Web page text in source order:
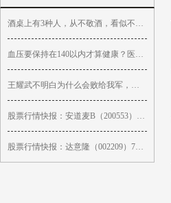
酒桌上有3种人，从不敬酒，看似不善交际，其实情商很高，别小瞧
血压要保持在140以内才算健康？医生：年龄不同，参考值也不同！
王耀武不明白为什么会败给我军，或许黄百韬的话就是答案
股票行情快报：安道麦B（200553）7月10日主力资金净卖出3.83万元
股票行情快报：达意隆（002209）7月10日主力资金净卖出76.55万元